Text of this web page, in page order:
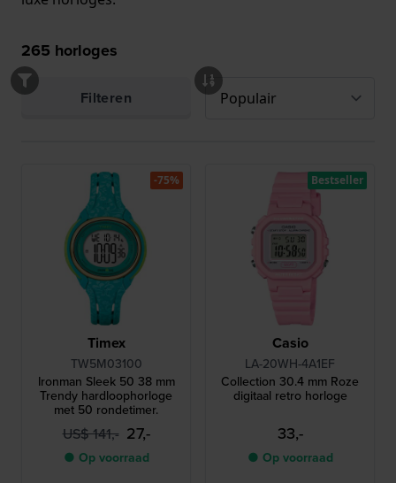
265 horloges
Filteren
Timex
TW5M03100
Ironman Sleek 50 38 mm
Trendy hardloophorloge
met 50 rondetimer.
US$ 141,- 27,-
● Op voorraad
-75%
Casio
LA-20WH-4A1EF
Collection 30.4 mm Roze
digitaal retro horloge
33,-
● Op voorraad
Bestseller